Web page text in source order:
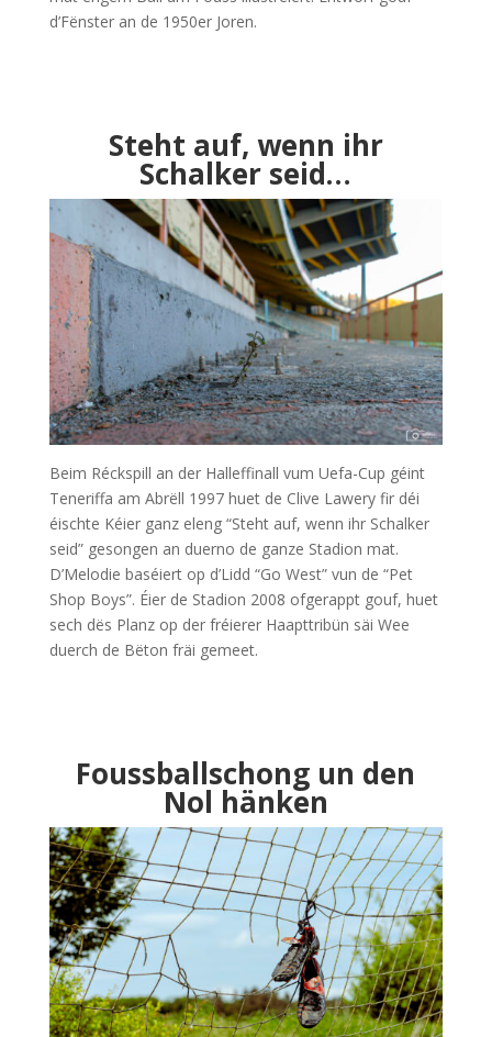
d’Fënster an de 1950er Joren.
Steht auf, wenn ihr
Schalker seid…
Beim Réckspill an der Halleffinall vum Uefa-Cup géint
Teneriffa am Abrëll 1997 huet de Clive Lawery fir déi
éischte Kéier ganz eleng “Steht auf, wenn ihr Schalker
seid” gesongen an duerno de ganze Stadion mat.
D’Melodie baséiert op d’Lidd “Go West” vun de “Pet
Shop Boys”. Éier de Stadion 2008 ofgerappt gouf, huet
sech dës Planz op der fréierer Haapttribün säi Wee
duerch de Bëton fräi gemeet.
Foussballschong un den
Nol hänken